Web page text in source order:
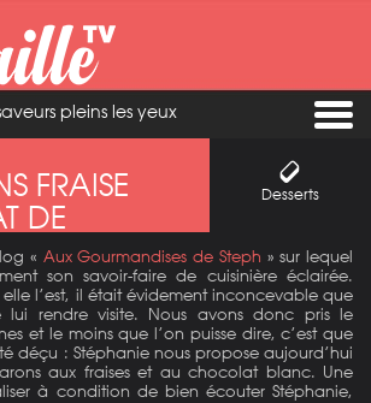
pleins les yeux
FRAISE
DE
Desserts
« Aux Gourmandises de Steph » sur lequel
son savoir-faire de cuisinière éclairée.
elle l’est, il était évidement inconcevable que
lui rendre visite. Nous avons donc pris le
et le moins que l’on puisse dire, c’est que
déçu : Stéphanie nous propose aujourd’hui
aux fraises et au chocolat blanc. Une
à condition de bien écouter Stéphanie,